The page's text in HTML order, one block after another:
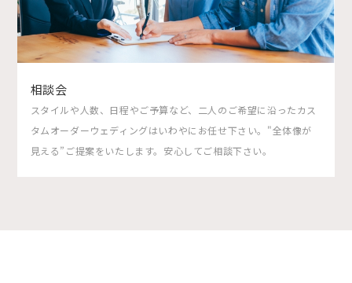
相談会
スタイルや人数、日程やご予算など、二人のご希望に沿ったカス
タムオーダーウェディングはいわやにお任せ下さい。"全体像が
見える”ご提案をいたします。安心してご相談下さい。